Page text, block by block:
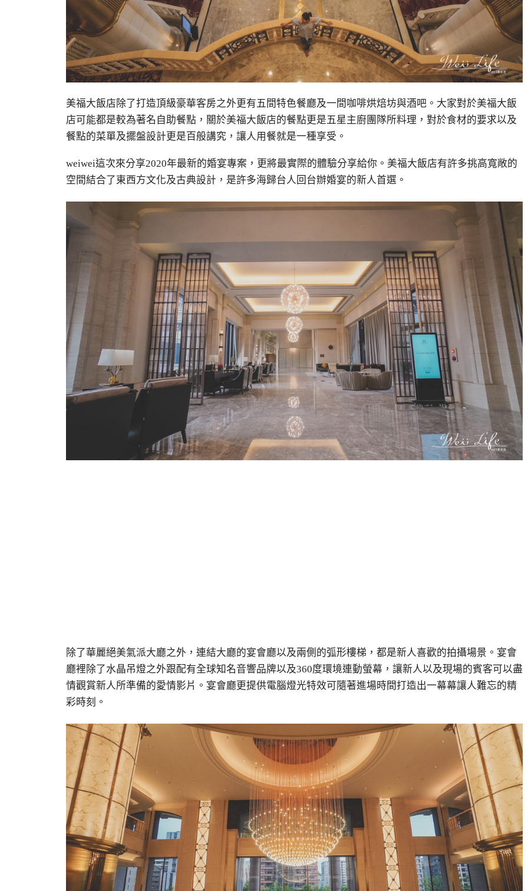
美福大飯店除了打造頂級豪華客房之外更有五間特色餐廳及一間咖啡烘焙坊與酒吧 。 大家對於美福大飯
店可能都是較為著名自助餐點，關於美福大飯店的餐點更是五星主廚團隊所料理， 對於食材的要求以及
餐點的菜單及擺盤設計更是百般講究，讓人用餐就是一種享受。
weiwei這次來分享2020年最新的婚宴專案 ，更將最實際的體驗分享給你。美福大飯店有許多挑高寬敞的
空間結合了東西方文化及古典設計，是許多海歸台人回台辦婚宴的新人首選。
除了華麗絕美氣派大廳之外，連結大廳的宴會廳以及兩側的弧形樓梯，都是新人喜歡的拍攝場景。宴會
廳裡除了水晶吊燈之外跟配有全球知名音響品牌以及360度環境連動螢幕，讓新人以及現場的賓客可以盡
情觀賞新人所準備的愛情影片。宴會廳更提供電腦燈光特效可隨著進場時間打造出一幕幕讓人難忘的精
彩時刻。